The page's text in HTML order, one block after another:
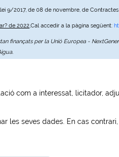
9/2017, de 08 de novembre, de
de 2022,Cal accedir a la pàgina següent:
finançats per la Unió Europea -
com a interessat, licitador,
les seves dades. En cas